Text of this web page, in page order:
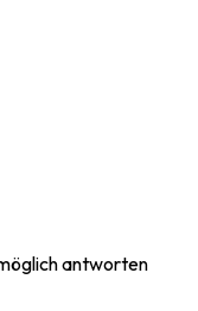
antworten